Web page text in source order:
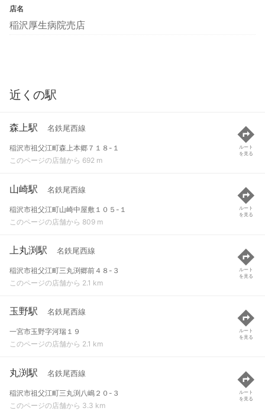
店名
稲沢厚生病院売店
近くの駅
森上駅 名鉄尾西線
稲沢市祖父江町森上本郷７１８-１
このページの店舗から 692 m
ルート
を見る
山崎駅 名鉄尾西線
稲沢市祖父江町山崎中屋敷１０５-１
このページの店舗から 809 m
ルート
を見る
上丸渕駅 名鉄尾西線
稲沢市祖父江町三丸渕郷前４８-３
このページの店舗から 2.1 km
ルート
を見る
玉野駅 名鉄尾西線
一宮市玉野字河瑞１９
このページの店舗から 2.1 km
ルート
を見る
丸渕駅 名鉄尾西線
稲沢市祖父江町三丸渕八嶋２０-３
このページの店舗から 3.3 km
ルート
を見る